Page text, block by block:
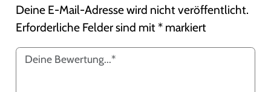
Deine E-Mail-Adresse wird nicht veröffentlicht.
Erforderliche Felder sind mit* markiert